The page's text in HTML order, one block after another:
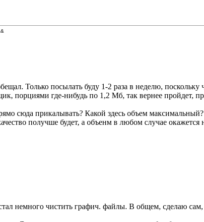
Только посылать буду 1-2 раза в неделю,
порциями где-нибудь по 1,2 Мб, так вернее пройдет,
сюда прикалывать? Какой здесь объем
получше будет, а объенм в любом случае окажется
немного чистить графич. файлы. В общем, сделаю